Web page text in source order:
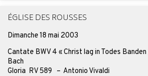
ÉGLISE DES ROUSSES
Dimanche 18 mai 2003
Cantate BWV 4 « Christ lag in Todes
Bach
Gloria RV 589 – Antonio Vivaldi